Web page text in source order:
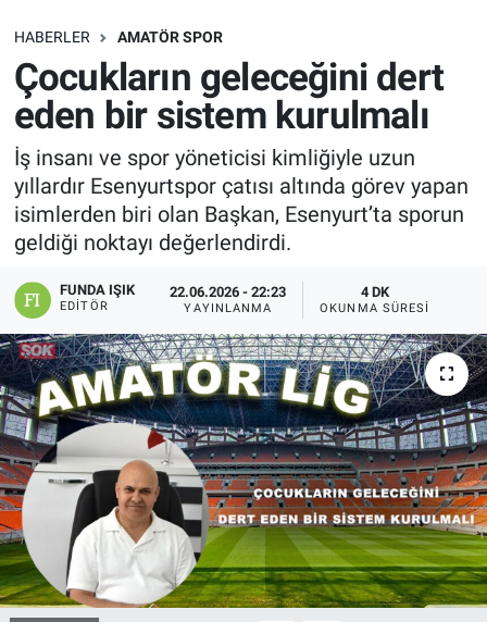
HABERLER AMATÖR SPOR
Çocukların geleceğini dert
eden bir sistem kurulmalı
İş insanı ve spor yöneticisi kimliğiyle uzun
yıllardır Esenyurtspor çatısı altında görev yapan
isimlerden biri olan Başkan, Esenyurt’ta sporun
geldiği noktayı değerlendirdi.
FUNDA IŞIK
EDITÖR
22.06.2026 - 22:23
YAYINLANMA
4 DK
OKUNMA SÜRESI
SAĞLIK
EKONOMİ
EĞİTİM
ÖZEL HABER
Keşfet
ASTROLOJİ
MANŞET
RESMİ İLANLAR
İLAN
Bize ulaşın
İletişim/Künye